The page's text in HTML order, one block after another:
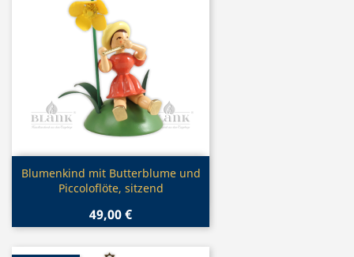
Vorschau
Blumenkind mit Butterblume und
Piccoloflöte, sitzend
49,00 €